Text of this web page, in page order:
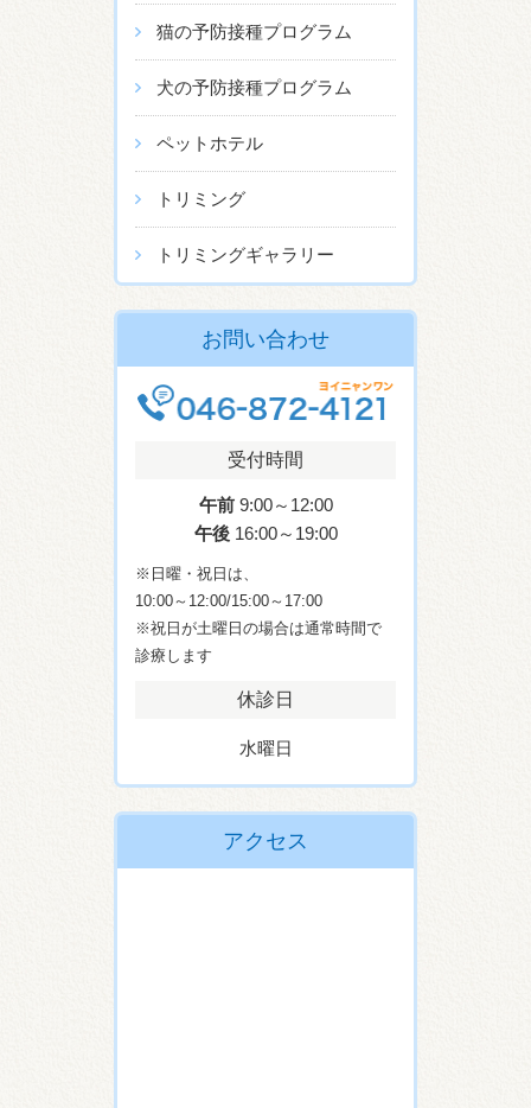
猫の予防接種プログラム
犬の予防接種プログラム
ペットホテル
トリミング
トリミングギャラリー
お問い合わせ
受付時間
午前9:00～12:00
午後16:00～19:00
※日曜・祝日は、
10:00～12:00/15:00～17:00
※祝日が土曜日の場合は通常時間で
診療します
休診日
水曜日
アクセス